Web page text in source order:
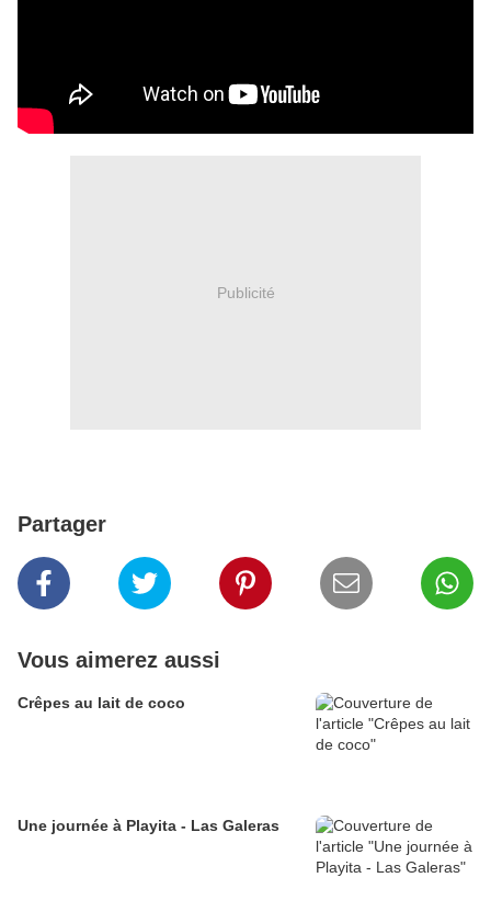
Publicité
Partager
Vous aimerez aussi
Crêpes au lait de coco
Une journée à Playita - Las Galeras